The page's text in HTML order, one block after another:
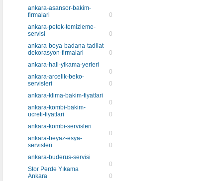
ankara-asansor-bakim-
firmalari
0
ankara-petek-temizleme-
servisi
0
ankara-boya-badana-tadilat-
dekorasyon-firmalari
0
ankara-hali-yikama-yerleri
0
ankara-arcelik-beko-
servisleri
0
ankara-klima-bakim-fiyatlari
0
ankara-kombi-bakim-
ucreti-fiyatlari
0
ankara-kombi-servisleri
0
ankara-beyaz-esya-
servisleri
0
ankara-buderus-servisi
0
Stor Perde Yıkama
Ankara
0